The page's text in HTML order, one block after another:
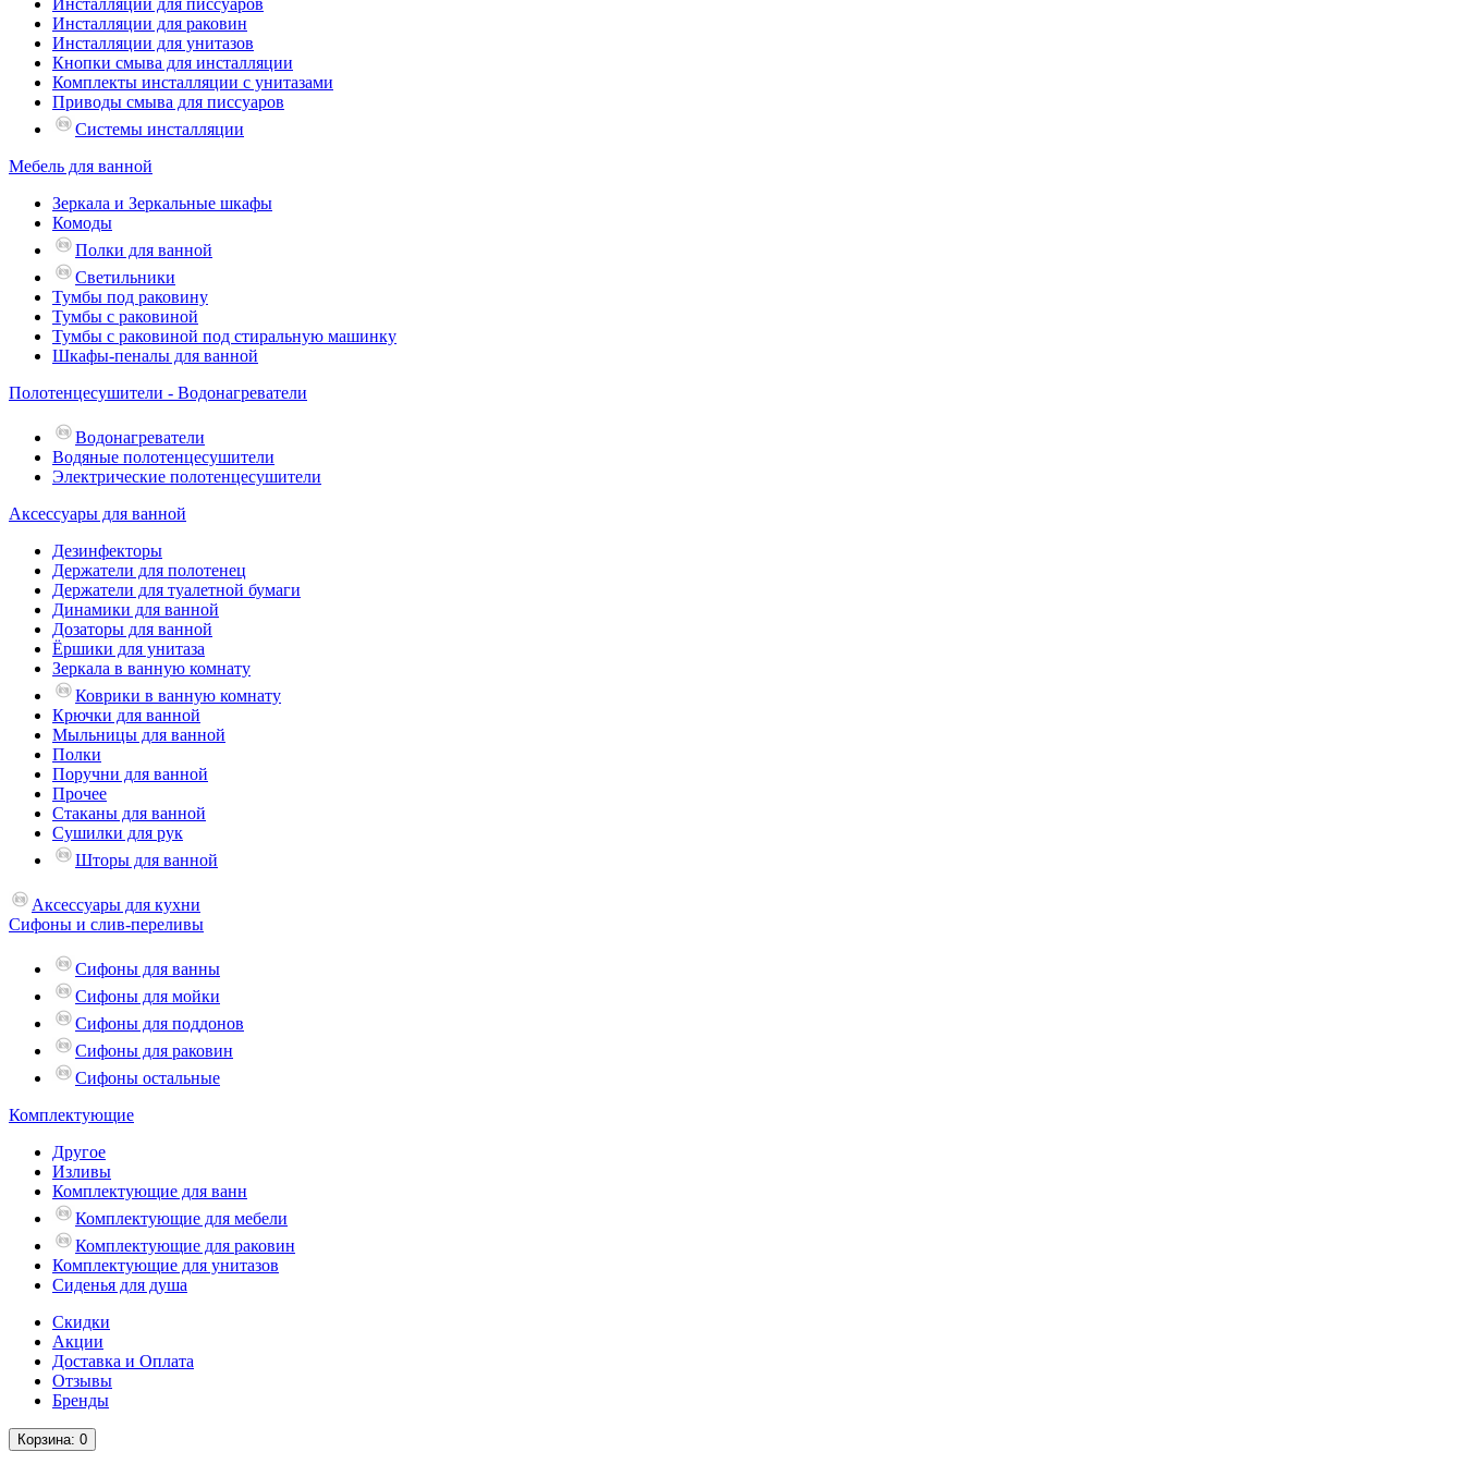
Инсталляции для писсуаров
Инсталляции для раковин
Инсталляции для унитазов
Кнопки смыва для инсталляции
Комплекты инсталляции с унитазами
Приводы смыва для писсуаров
Системы инсталляции
Мебель для ванной
Зеркала и Зеркальные шкафы
Комоды
Полки для ванной
Светильники
Тумбы под раковину
Тумбы с раковиной
Тумбы с раковиной под стиральную машинку
Шкафы-пеналы для ванной
Полотенцесушители - Водонагреватели
Водонагреватели
Водяные полотенцесушители
Электрические полотенцесушители
Аксессуары для ванной
Дезинфекторы
Держатели для полотенец
Держатели для туалетной бумаги
Динамики для ванной
Дозаторы для ванной
Ёршики для унитаза
Зеркала в ванную комнату
Коврики в ванную комнату
Крючки для ванной
Мыльницы для ванной
Полки
Поручни для ванной
Прочее
Стаканы для ванной
Сушилки для рук
Шторы для ванной
Аксессуары для кухни
Сифоны и слив-переливы
Сифоны для ванны
Сифоны для мойки
Сифоны для поддонов
Сифоны для раковин
Сифоны остальные
Комплектующие
Другое
Изливы
Комплектующие для ванн
Комплектующие для мебели
Комплектующие для раковин
Комплектующие для унитазов
Сиденья для душа
Скидки
Акции
Доставка и Оплата
Отзывы
Бренды
Корзина: 0